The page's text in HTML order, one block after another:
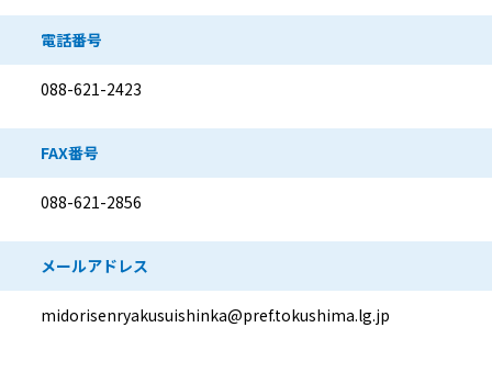
電話番号
088-621-2423
FAX番号
088-621-2856
メールアドレス
midorisenryakusuishinka@pref.tokushima.lg.jp